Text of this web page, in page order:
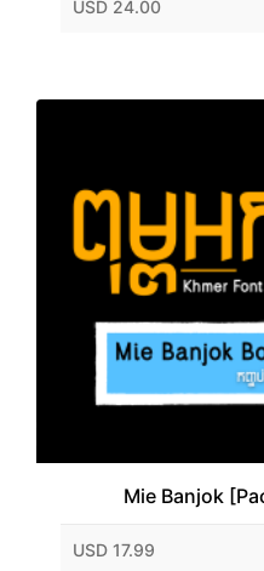
USD 24.00
Mie Banjok
USD 17.99